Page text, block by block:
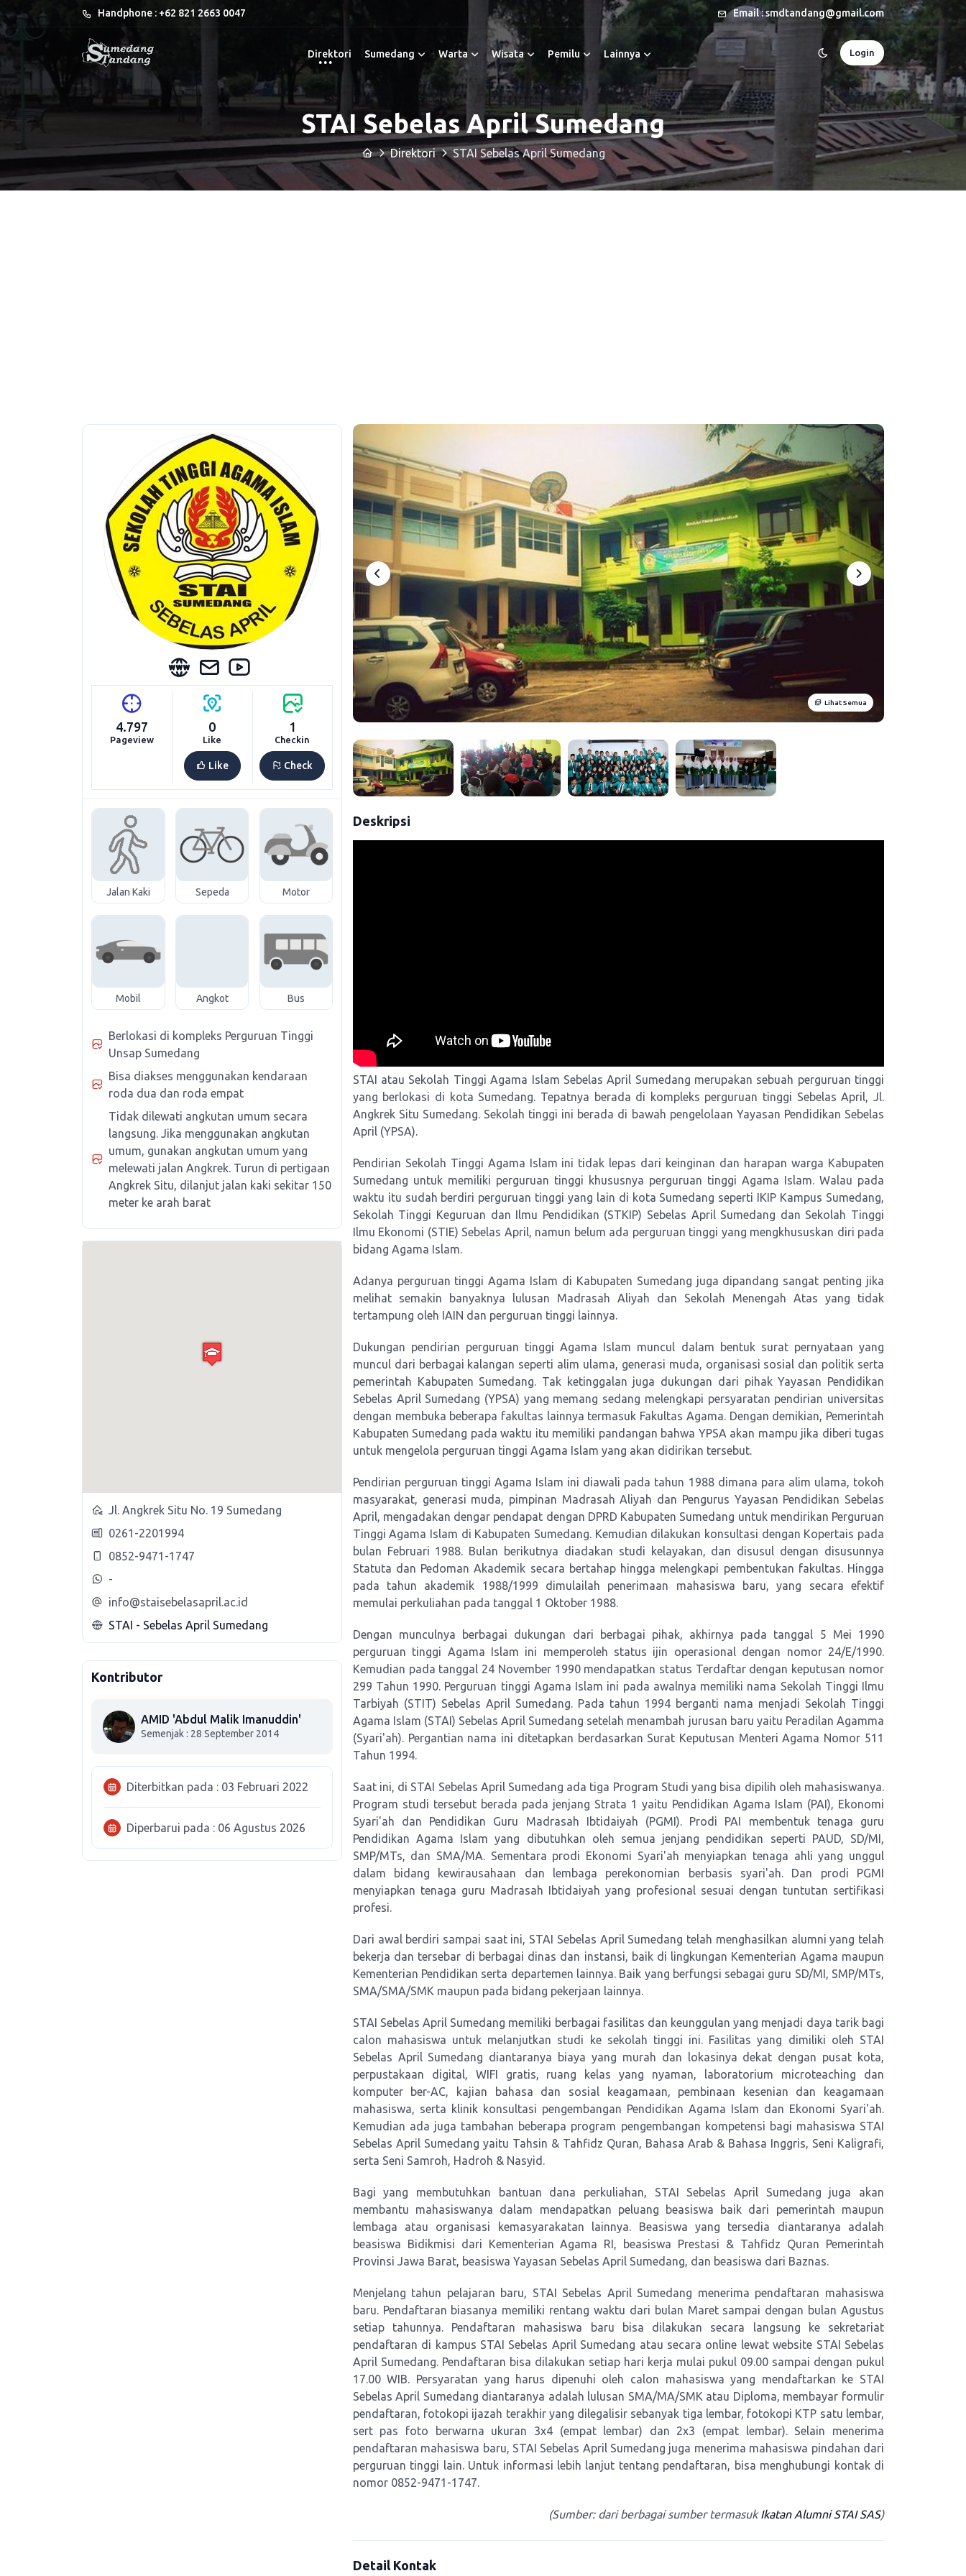
Handphone : +62 821 2663 0047 Email : smdtandang@gmail.com
Direktori Sumedang Warta Wisata Pemilu Lainnya Login
STAI Sebelas April Sumedang
Direktori STAI Sebelas April Sumedang
4.797
Pageview
0
Like
Like
1
Checkin
Check
Jalan Kaki Sepeda Motor
Mobil Angkot Bus
Berlokasi di kompleks Perguruan Tinggi
Unsap Sumedang
Bisa diakses menggunakan kendaraan
roda dua dan roda empat
Tidak dilewati angkutan umum secara
langsung. Jika menggunakan angkutan
umum, gunakan angkutan umum yang
melewati jalan Angkrek. Turun di pertigaan
Angkrek Situ, dilanjut jalan kaki sekitar 150
meter ke arah barat
Jl. Angkrek Situ No. 19 Sumedang
0261-2201994
0852-9471-1747
-
info@staisebelasapril.ac.id
STAI - Sebelas April Sumedang
Kontributor
AMID 'Abdul Malik Imanuddin'
Semenjak : 28 September 2014
Diterbitkan pada : 03 Februari 2022
Diperbarui pada : 06 Agustus 2026
Lihat Semua
Deskripsi
STAI atau Sekolah Tinggi Agama Islam Sebelas April Sumedang merupakan sebuah perguruan tinggi
yang berlokasi di kota Sumedang. Tepatnya berada di kompleks perguruan tinggi Sebelas April, Jl.
Angkrek Situ Sumedang. Sekolah tinggi ini berada di bawah pengelolaan Yayasan Pendidikan Sebelas
April (YPSA).
Pendirian Sekolah Tinggi Agama Islam ini tidak lepas dari keinginan dan harapan warga Kabupaten
Sumedang untuk memiliki perguruan tinggi khususnya perguruan tinggi Agama Islam. Walau pada
waktu itu sudah berdiri perguruan tinggi yang lain di kota Sumedang seperti IKIP Kampus Sumedang,
Sekolah Tinggi Keguruan dan Ilmu Pendidikan (STKIP) Sebelas April Sumedang dan Sekolah Tinggi
Ilmu Ekonomi (STIE) Sebelas April, namun belum ada perguruan tinggi yang mengkhususkan diri pada
bidang Agama Islam.
Adanya perguruan tinggi Agama Islam di Kabupaten Sumedang juga dipandang sangat penting jika
melihat semakin banyaknya lulusan Madrasah Aliyah dan Sekolah Menengah Atas yang tidak
tertampung oleh IAIN dan perguruan tinggi lainnya.
Dukungan pendirian perguruan tinggi Agama Islam muncul dalam bentuk surat pernyataan yang
muncul dari berbagai kalangan seperti alim ulama, generasi muda, organisasi sosial dan politik serta
pemerintah Kabupaten Sumedang. Tak ketinggalan juga dukungan dari pihak Yayasan Pendidikan
Sebelas April Sumedang (YPSA) yang memang sedang melengkapi persyaratan pendirian universitas
dengan membuka beberapa fakultas lainnya termasuk Fakultas Agama. Dengan demikian, Pemerintah
Kabupaten Sumedang pada waktu itu memiliki pandangan bahwa YPSA akan mampu jika diberi tugas
untuk mengelola perguruan tinggi Agama Islam yang akan didirikan tersebut.
Pendirian perguruan tinggi Agama Islam ini diawali pada tahun 1988 dimana para alim ulama, tokoh
masyarakat, generasi muda, pimpinan Madrasah Aliyah dan Pengurus Yayasan Pendidikan Sebelas
April, mengadakan dengar pendapat dengan DPRD Kabupaten Sumedang untuk mendirikan Perguruan
Tinggi Agama Islam di Kabupaten Sumedang. Kemudian dilakukan konsultasi dengan Kopertais pada
bulan Februari 1988. Bulan berikutnya diadakan studi kelayakan, dan disusul dengan disusunnya
Statuta dan Pedoman Akademik secara bertahap hingga melengkapi pembentukan fakultas. Hingga
pada tahun akademik 1988/1999 dimulailah penerimaan mahasiswa baru, yang secara efektif
memulai perkuliahan pada tanggal 1 Oktober 1988.
Dengan munculnya berbagai dukungan dari berbagai pihak, akhirnya pada tanggal 5 Mei 1990
perguruan tinggi Agama Islam ini memperoleh status ijin operasional dengan nomor 24/E/1990.
Kemudian pada tanggal 24 November 1990 mendapatkan status Terdaftar dengan keputusan nomor
299 Tahun 1990. Perguruan tinggi Agama Islam ini pada awalnya memiliki nama Sekolah Tinggi Ilmu
Tarbiyah (STIT) Sebelas April Sumedang. Pada tahun 1994 berganti nama menjadi Sekolah Tinggi
Agama Islam (STAI) Sebelas April Sumedang setelah menambah jurusan baru yaitu Peradilan Agamma
(Syari'ah). Pergantian nama ini ditetapkan berdasarkan Surat Keputusan Menteri Agama Nomor 511
Tahun 1994.
Saat ini, di STAI Sebelas April Sumedang ada tiga Program Studi yang bisa dipilih oleh mahasiswanya.
Program studi tersebut berada pada jenjang Strata 1 yaitu Pendidikan Agama Islam (PAI), Ekonomi
Syari'ah dan Pendidikan Guru Madrasah Ibtidaiyah (PGMI). Prodi PAI membentuk tenaga guru
Pendidikan Agama Islam yang dibutuhkan oleh semua jenjang pendidikan seperti PAUD, SD/MI,
SMP/MTs, dan SMA/MA. Sementara prodi Ekonomi Syari'ah menyiapkan tenaga ahli yang unggul
dalam bidang kewirausahaan dan lembaga perekonomian berbasis syari'ah. Dan prodi PGMI
menyiapkan tenaga guru Madrasah Ibtidaiyah yang profesional sesuai dengan tuntutan sertifikasi
profesi.
Dari awal berdiri sampai saat ini, STAI Sebelas April Sumedang telah menghasilkan alumni yang telah
bekerja dan tersebar di berbagai dinas dan instansi, baik di lingkungan Kementerian Agama maupun
Kementerian Pendidikan serta departemen lainnya. Baik yang berfungsi sebagai guru SD/MI, SMP/MTs,
SMA/SMA/SMK maupun pada bidang pekerjaan lainnya.
STAI Sebelas April Sumedang memiliki berbagai fasilitas dan keunggulan yang menjadi daya tarik bagi
calon mahasiswa untuk melanjutkan studi ke sekolah tinggi ini. Fasilitas yang dimiliki oleh STAI
Sebelas April Sumedang diantaranya biaya yang murah dan lokasinya dekat dengan pusat kota,
perpustakaan digital, WIFI gratis, ruang kelas yang nyaman, laboratorium microteaching dan
komputer ber-AC, kajian bahasa dan sosial keagamaan, pembinaan kesenian dan keagamaan
mahasiswa, serta klinik konsultasi pengembangan Pendidikan Agama Islam dan Ekonomi Syari'ah.
Kemudian ada juga tambahan beberapa program pengembangan kompetensi bagi mahasiswa STAI
Sebelas April Sumedang yaitu Tahsin & Tahfidz Quran, Bahasa Arab & Bahasa Inggris, Seni Kaligrafi,
serta Seni Samroh, Hadroh & Nasyid.
Bagi yang membutuhkan bantuan dana perkuliahan, STAI Sebelas April Sumedang juga akan
membantu mahasiswanya dalam mendapatkan peluang beasiswa baik dari pemerintah maupun
lembaga atau organisasi kemasyarakatan lainnya. Beasiswa yang tersedia diantaranya adalah
beasiswa Bidikmisi dari Kementerian Agama RI, beasiswa Prestasi & Tahfidz Quran Pemerintah
Provinsi Jawa Barat, beasiswa Yayasan Sebelas April Sumedang, dan beasiswa dari Baznas.
Menjelang tahun pelajaran baru, STAI Sebelas April Sumedang menerima pendaftaran mahasiswa
baru. Pendaftaran biasanya memiliki rentang waktu dari bulan Maret sampai dengan bulan Agustus
setiap tahunnya. Pendaftaran mahasiswa baru bisa dilakukan secara langsung ke sekretariat
pendaftaran di kampus STAI Sebelas April Sumedang atau secara online lewat website STAI Sebelas
April Sumedang. Pendaftaran bisa dilakukan setiap hari kerja mulai pukul 09.00 sampai dengan pukul
17.00 WIB. Persyaratan yang harus dipenuhi oleh calon mahasiswa yang mendaftarkan ke STAI
Sebelas April Sumedang diantaranya adalah lulusan SMA/MA/SMK atau Diploma, membayar formulir
pendaftaran, fotokopi ijazah terakhir yang dilegalisir sebanyak tiga lembar, fotokopi KTP satu lembar,
sert pas foto berwarna ukuran 3x4 (empat lembar) dan 2x3 (empat lembar). Selain menerima
pendaftaran mahasiswa baru, STAI Sebelas April Sumedang juga menerima mahasiswa pindahan dari
perguruan tinggi lain. Untuk informasi lebih lanjut tentang pendaftaran, bisa menghubungi kontak di
nomor 0852-9471-1747.
(Sumber: dari berbagai sumber termasukIkatan Alumni STAI SAS)
Detail Kontak